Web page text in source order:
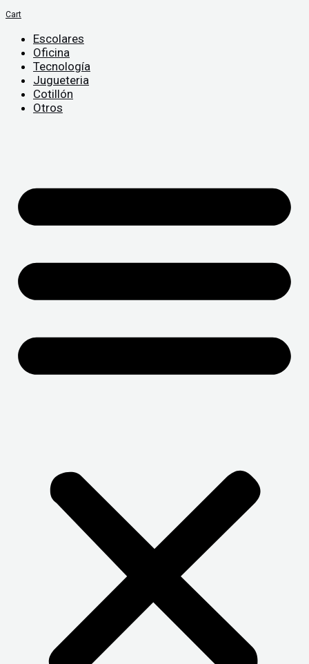
Cart
Escolares
Oficina
Tecnología
Jugueteria
Cotillón
Otros